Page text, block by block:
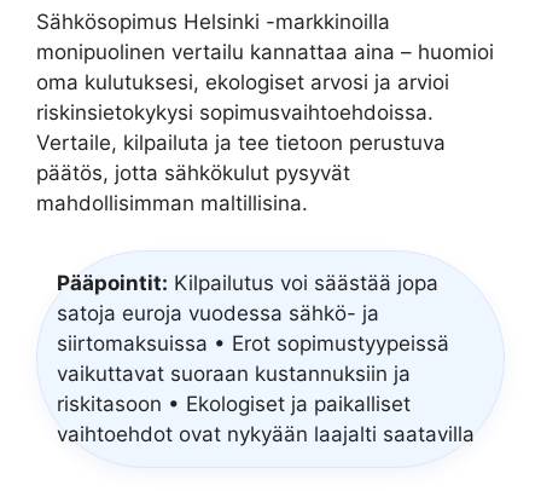
Sähkösopimus Helsinki -markkinoilla
monipuolinen vertailu kannattaa aina – huomioi
oma kulutuksesi, ekologiset arvosi ja arvioi
riskinsietokykysi sopimusvaihtoehdoissa.
Vertaile, kilpailuta ja tee tietoon perustuva
päätös, jotta sähkökulut pysyvät
mahdollisimman maltillisina.
Pääpointit: Kilpailutus voi säästää jopa
satoja euroja vuodessa sähkö- ja
siirtomaksuissa • Erot sopimustyypeissä
vaikuttavat suoraan kustannuksiin ja
riskitasoon • Ekologiset ja paikalliset
vaihtoehdot ovat nykyään laajalti saatavilla